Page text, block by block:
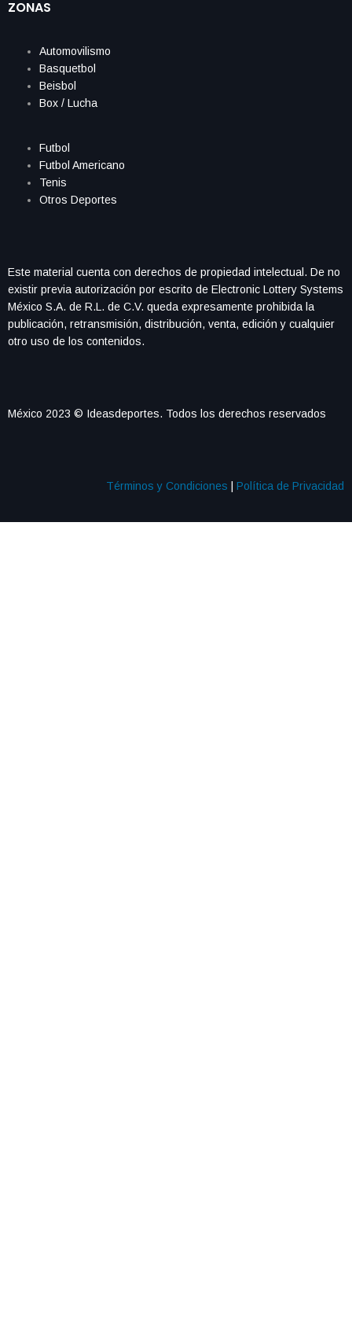
ZONAS
Automovilismo
Basquetbol
Beisbol
Box / Lucha
Futbol
Futbol Americano
Tenis
Otros Deportes
Este material cuenta con derechos de propiedad intelectual. De no
existir previa autorización por escrito de Electronic Lottery Systems
México S.A. de R.L. de C.V. queda expresamente prohibida la
publicación, retransmisión, distribución, venta, edición y cualquier
otro uso de los contenidos.
México 2023 © Ideasdeportes. Todos los derechos reservados
Términos y Condiciones Política de Privacidad